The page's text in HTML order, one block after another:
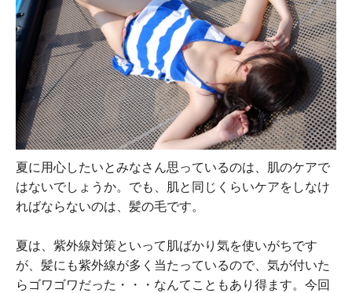
夏に用心したいとみなさん思っているのは、肌のケアで
はないでしょうか。でも、肌と同じくらいケアをしなけ
ればならないのは、髪の毛です。
夏は、紫外線対策といって肌ばかり気を使いがちです
が、髪にも紫外線が多く当たっているので、気が付いた
らゴワゴワだった・・・なんてこともあり得ます。今回